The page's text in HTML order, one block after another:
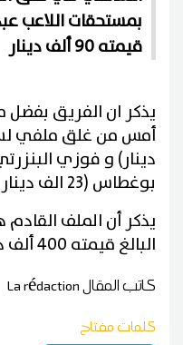
بمستحقات اللاعب
قيمته 90 ألف دينار
يذكر ان الفريق
بوغطاس (23 الف دينار
يذكر أن الملف
البالغ قيمته 400 ألف دينار
كاتب المقالLa rédaction
كلمات مفتاح